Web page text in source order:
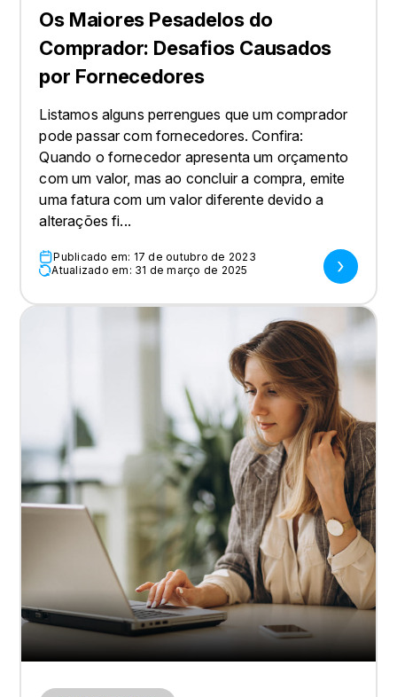
Os Maiores Pesadelos do
Comprador: Desafios Causados
por Fornecedores
Listamos alguns perrengues que um comprador
pode passar com fornecedores. Confira:
Quando o fornecedor apresenta um orçamento
com um valor, mas ao concluir a compra, emite
uma fatura com um valor diferente devido a
alterações fi...
Publicado em: 17 de outubro de 2023
Atualizado em: 31 de março de 2025